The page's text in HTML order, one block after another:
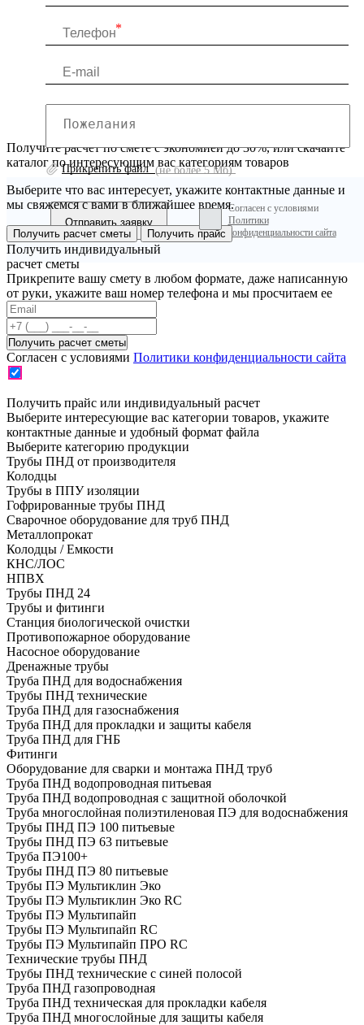
Прикрепить файл(не более 5 Мб)
Согласен с условиями
Политики
конфиденциальности сайта
Получите расчет по смете с экономией до 30%, или скачайте
каталог по интересующим вас категориям товаров
Выберите что вас интересует, укажите контактные данные и
мы свяжемся с вами в ближайшее время.
Получить расчет сметы Получить прайс
Получить индивидуальный
расчет сметы
Прикрепите вашу смету в любом формате, даже написанную
от руки, укажите ваш номер телефона и мы просчитаем ее
Согласен с условиями Политики конфиденциальности сайта
Получить прайс или индивидуальный расчет
Выберите интересующие вас категории товаров, укажите
контактные данные и удобный формат файла
Выберите категорию продукции
Трубы ПНД от производителя
Колодцы
Трубы в ППУ изоляции
Гофрированные трубы ПНД
Сварочное оборудование для труб ПНД
Металлопрокат
Колодцы / Емкости
КНС/ЛОС
НПВХ
Трубы ПНД 24
Трубы и фитинги
Cтанция биологической очистки
Противопожарное оборудование
Насосное оборудование
Дренажные трубы
Труба ПНД для водоснабжения
Трубы ПНД технические
Труба ПНД для газоснабжения
Труба ПНД для прокладки и защиты кабеля
Труба ПНД для ГНБ
Фитинги
Оборудование для сварки и монтажа ПНД труб
Труба ПНД водопроводная питьевая
Труба ПНД водопроводная с защитной оболочкой
Труба многослойная полиэтиленовая ПЭ для водоснабжения
Трубы ПНД ПЭ 100 питьевые
Трубы ПНД ПЭ 63 питьевые
Труба ПЭ100+
Трубы ПНД ПЭ 80 питьевые
Трубы ПЭ Мультиклин Эко
Трубы ПЭ Мультиклин Эко RC
Трубы ПЭ Мультипайп
Трубы ПЭ Мультипайп RC
Трубы ПЭ Мультипайп ПРО RC
Технические трубы ПНД
Трубы ПНД технические с синей полосой
Труба ПНД газопроводная
Труба ПНД техническая для прокладки кабеля
Труба ПНД многослойные для защиты кабеля